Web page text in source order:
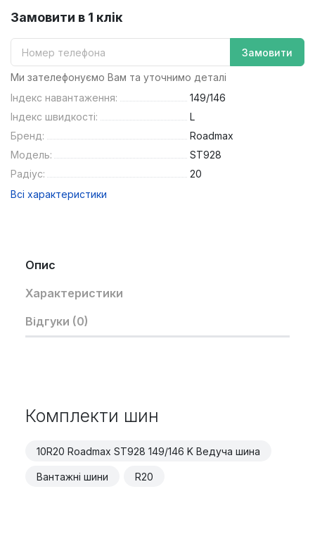
Замовити в 1 клік
Замовити
Ми зателефонуємо Вам та уточнимо деталі
Індекс навантаження:
149/146
Індекс швидкості:
L
Бренд:
Roadmax
Модель:
ST928
Радіус:
20
Всі характеристики
Опис
Характеристики
Відгуки (0)
Комплекти шин
10R20 Roadmax ST928 149/146 K Ведуча шина
Вантажні шини R20